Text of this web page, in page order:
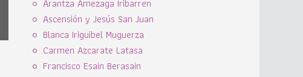
Arantza Amezaga Iribarren
Ascensión y Jesús San Juan
Blanca Iriguibel Muguerza
Carmen Azcarate Latasa
Francisco Esain Berasain